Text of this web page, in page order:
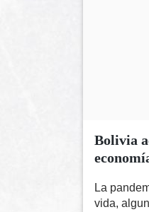
Bolivia
La
vida,